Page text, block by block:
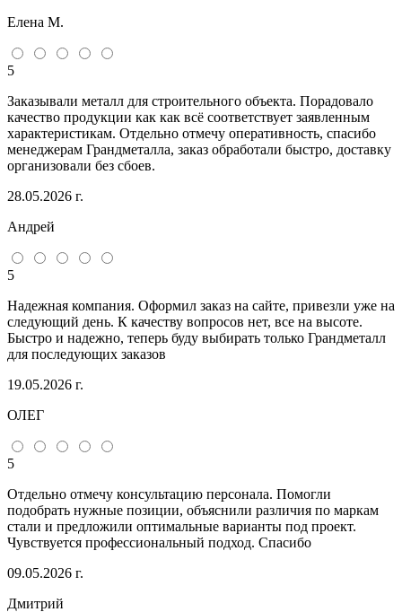
Елена М.
5
Заказывали металл для строительного объекта. Порадовало
качество продукции как как всё соответствует заявленным
характеристикам. Отдельно отмечу оперативность, спасибо
менеджерам Грандметалла, заказ обработали быстро, доставку
организовали без сбоев.
28.05.2026 г.
Андрей
5
Надежная компания. Оформил заказ на сайте, привезли уже на
следующий день. К качеству вопросов нет, все на высоте.
Быстро и надежно, теперь буду выбирать только Грандметалл
для последующих заказов
19.05.2026 г.
ОЛЕГ
5
Отдельно отмечу консультацию персонала. Помогли
подобрать нужные позиции, объяснили различия по маркам
стали и предложили оптимальные варианты под проект.
Чувствуется профессиональный подход. Спасибо
09.05.2026 г.
Дмитрий